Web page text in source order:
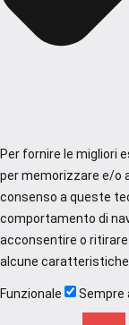
Per fornire le migliori
per memorizzare e/o
consenso a queste
comportamento di
acconsentire o
alcune caratteristiche
Funzionale Sempre